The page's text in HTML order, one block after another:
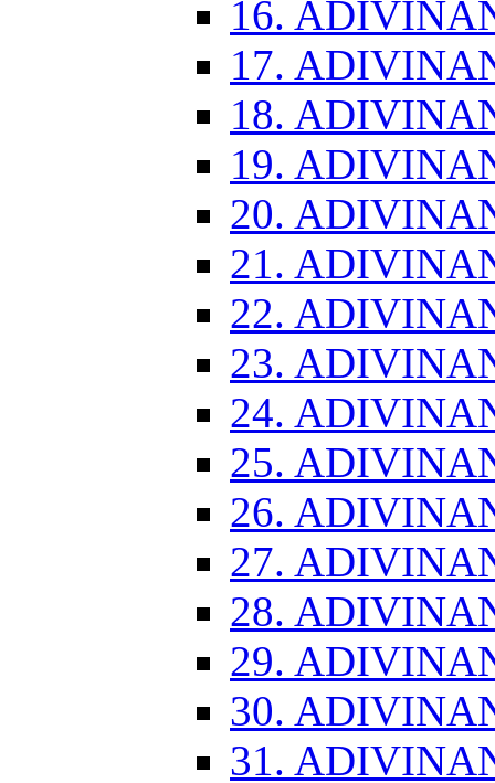
16.
17.
18.
19.
20.
21.
22.
23.
24.
25.
26.
27.
28.
29.
30.
31.